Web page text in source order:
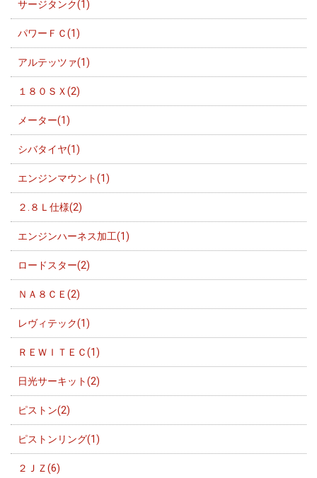
サージタンク(1)
パワーＦＣ(1)
アルテッツァ(1)
１８０ＳＸ(2)
メーター(1)
シバタイヤ(1)
エンジンマウント(1)
２.８Ｌ仕様(2)
エンジンハーネス加工(1)
ロードスター(2)
ＮＡ８ＣＥ(2)
レヴィテック(1)
ＲＥＷＩＴＥＣ(1)
日光サーキット(2)
ピストン(2)
ピストンリング(1)
２ＪＺ(6)